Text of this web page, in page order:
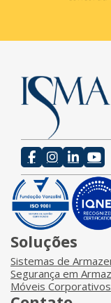
Soluções
Sistemas de
Segurança em
Móveis Corporativos